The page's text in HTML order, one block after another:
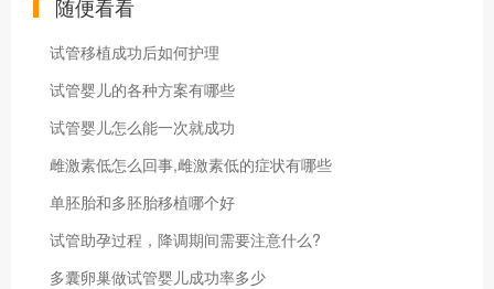
随便看看
试管移植成功后如何护理
试管婴儿的各种方案有哪些
试管婴儿怎么能一次就成功
雌激素低怎么回事,雌激素低的症状有哪些
单胚胎和多胚胎移植哪个好
试管助孕过程，降调期间需要注意什么?
多囊卵巢做试管婴儿成功率多少